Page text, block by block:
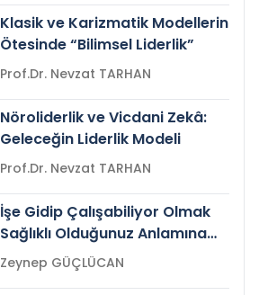
Klasik ve Karizmatik Modellerin
Ötesinde “Bilimsel Liderlik”
Prof.Dr. Nevzat TARHAN
Nöroliderlik ve Vicdani Zekâ:
Geleceğin Liderlik Modeli
Prof.Dr. Nevzat TARHAN
İşe Gidip Çalışabiliyor Olmak
Sağlıklı Olduğunuz Anlamına
Gelir mi?Zeynep GÜÇLÜCAN